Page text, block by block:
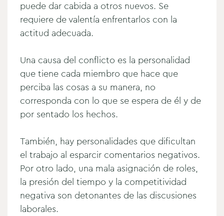
puede dar cabida a otros nuevos. Se
requiere de valentía enfrentarlos con la
actitud adecuada.
Una causa del conflicto es la personalidad
que tiene cada miembro que hace que
perciba las cosas a su manera, no
corresponda con lo que se espera de él y de
por sentado los hechos.
También, hay personalidades que dificultan
el trabajo al esparcir comentarios negativos.
Por otro lado, una mala asignación de roles,
la presión del tiempo y la competitividad
negativa son detonantes de las discusiones
laborales.